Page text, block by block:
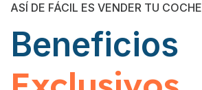
ASÍ DE FÁCIL ES VENDER TU COCHE
Beneficios